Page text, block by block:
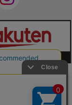
載を禁止します。
Inc. ALL RIGHTS RE